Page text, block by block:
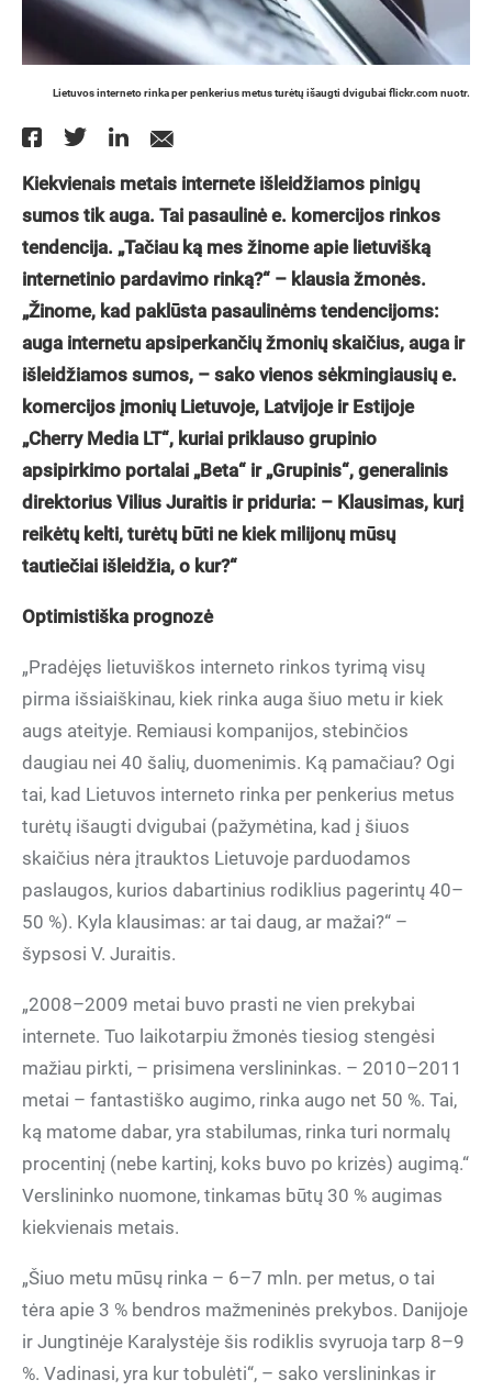
Lietuvos interneto rinka per penkerius metus turėtų išaugti dvigubai flickr.com nuotr.
Kiekvienais metais internete išleidžiamos pinigų
sumos tik auga. Tai pasaulinė e. komercijos rinkos
tendencija. „Tačiau ką mes žinome apie lietuvišką
internetinio pardavimo rinką?“ – klausia žmonės.
„Žinome, kad paklūsta pasaulinėms tendencijoms:
auga internetu apsiperkančių žmonių skaičius, auga ir
išleidžiamos sumos, – sako vienos sėkmingiausių e.
komercijos įmonių Lietuvoje, Latvijoje ir Estijoje
„Cherry Media LT“, kuriai priklauso grupinio
apsipirkimo portalai „Beta“ ir „Grupinis“, generalinis
direktorius Vilius Juraitis ir priduria: – Klausimas, kurį
reikėtų kelti, turėtų būti ne kiek milijonų mūsų
tautiečiai išleidžia, o kur?“
Optimistiška prognozė
„Pradėjęs lietuviškos interneto rinkos tyrimą visų
pirma išsiaiškinau, kiek rinka auga šiuo metu ir kiek
augs ateityje. Remiausi kompanijos, stebinčios
daugiau nei 40 šalių, duomenimis. Ką pamačiau? Ogi
tai, kad Lietuvos interneto rinka per penkerius metus
turėtų išaugti dvigubai (pažymėtina, kad į šiuos
skaičius nėra įtrauktos Lietuvoje parduodamos
paslaugos, kurios dabartinius rodiklius pagerintų 40–
50 %). Kyla klausimas: ar tai daug, ar mažai?“ –
šypsosi V. Juraitis.
„2008–2009 metai buvo prasti ne vien prekybai
internete. Tuo laikotarpiu žmonės tiesiog stengėsi
mažiau pirkti, – prisimena verslininkas. – 2010–2011
metai – fantastiško augimo, rinka augo net 50 %. Tai,
ką matome dabar, yra stabilumas, rinka turi normalų
procentinį (nebe kartinį, koks buvo po krizės) augimą.“
Verslininko nuomone, tinkamas būtų 30 % augimas
kiekvienais metais.
„Šiuo metu mūsų rinka – 6–7 mln. per metus, o tai
tėra apie 3 % bendros mažmeninės prekybos. Danijoje
ir Jungtinėje Karalystėje šis rodiklis svyruoja tarp 8–9
%. Vadinasi, yra kur tobulėti“, – sako verslininkas ir